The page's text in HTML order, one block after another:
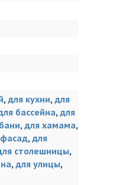
, для кухни, для
бассейна, для
, для хамама,
, для
столешницы,
, для улицы,